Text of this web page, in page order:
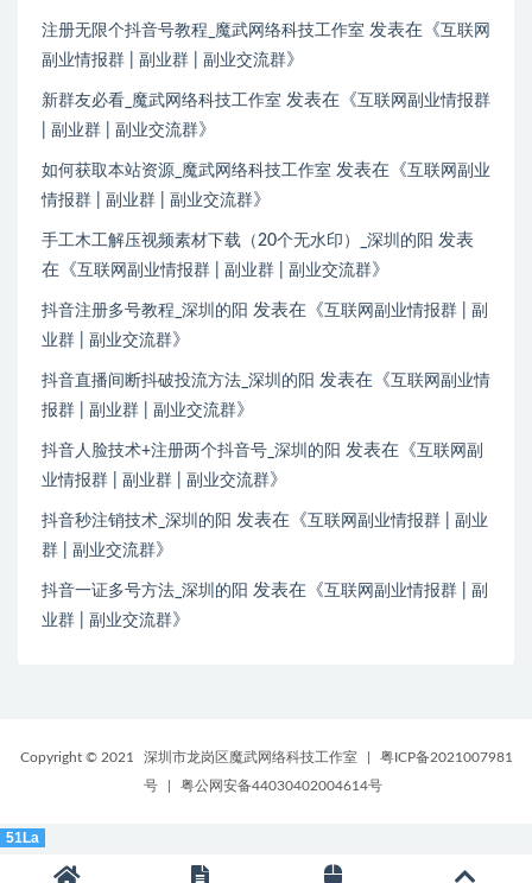
注册无限个抖音号教程_魔武网络科技工作室 发表在《互联网
副业情报群 | 副业群 | 副业交流群》
新群友必看_魔武网络科技工作室 发表在《互联网副业情报群
| 副业群 | 副业交流群》
如何获取本站资源_魔武网络科技工作室 发表在《互联网副业
情报群 | 副业群 | 副业交流群》
手工木工解压视频素材下载（20个无水印）_深圳的阳 发表
在《互联网副业情报群 | 副业群 | 副业交流群》
抖音注册多号教程_深圳的阳 发表在《互联网副业情报群 | 副
业群 | 副业交流群》
抖音直播间断抖破投流方法_深圳的阳 发表在《互联网副业情
报群 | 副业群 | 副业交流群》
抖音人脸技术+注册两个抖音号_深圳的阳 发表在《互联网副
业情报群 | 副业群 | 副业交流群》
抖音秒注销技术_深圳的阳 发表在《互联网副业情报群 | 副业
群 | 副业交流群》
抖音一证多号方法_深圳的阳 发表在《互联网副业情报群 | 副
业群 | 副业交流群》
Copyright © 2021 深圳市龙岗区魔武网络科技工作室
粤ICP备2021007981
号
粤公网安备44030402004614号
51La